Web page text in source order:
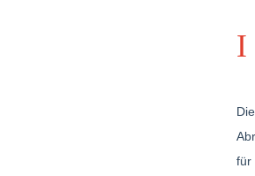
I
für